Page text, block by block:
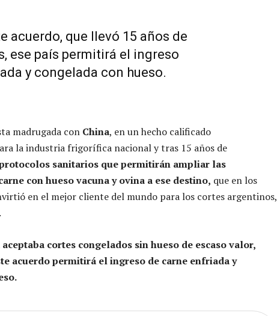
acuerdo, que llevó 15 años de
ese país permitirá el ingreso
y congelada con hueso.
madrugada con China, en un hecho calificado
la industria frigorífica nacional y tras 15 años de
sanitarios que permitirán ampliar las
con hueso vacuna y ovina a ese destino, que en los
en el mejor cliente del mundo para los cortes argentinos,
aceptaba cortes congelados sin hueso de escaso valor,
acuerdo permitirá el ingreso de carne enfriada y